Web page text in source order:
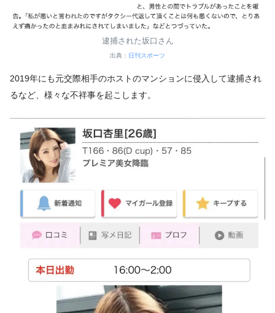
逮捕された坂口さん
出典： 日刊スポーツ
2019年にも元交際相手のホストのマンションに侵入して逮捕され
るなど、様々な不祥事を起こします。